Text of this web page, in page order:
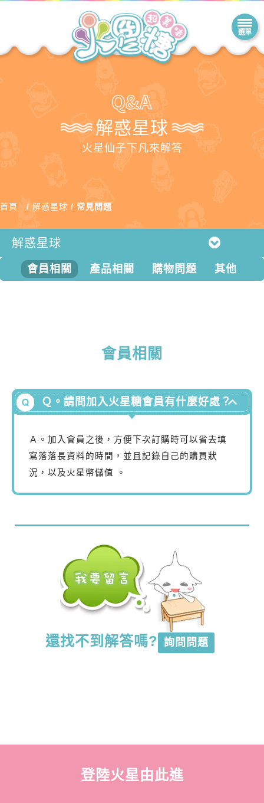
解惑星球
火星仙子下凡來解答
首頁 解惑星球 常見問題
解惑星球
會員相關 產品相關 購物問題 其他
會員相關
Ｑ。請問加入火星糖會員有什麼好處？
Ａ。 加入會員之後，方便下次訂購時可以省去填
寫落落長資料的時間，並且記錄自己的購買狀
況，以及火星幣儲值
。
還找不到解答嗎? 詢問問題
登陸火星由此進